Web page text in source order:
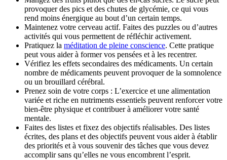
provoquer des pics et des chutes de glycémie, ce qui vous
rend moins énergique au bout d’un certain temps.
Maintenez votre cerveau actif. Faites des puzzles ou d’autres
activités qui vous permettent de réfléchir activement.
Pratiquez la méditation de pleine conscience. Cette pratique
peut vous aider à former vos pensées et à les recentrer.
Vérifiez les effets secondaires des médicaments. Un certain
nombre de médicaments peuvent provoquer de la somnolence
ou un brouillard cérébral.
Prenez soin de votre corps : L’exercice et une alimentation
variée et riche en nutriments essentiels peuvent renforcer votre
bien-être physique et contribuer à améliorer votre santé
mentale.
Faites des listes et fixez des objectifs réalisables. Des listes
écrites, des plans et des objectifs peuvent vous aider à établir
des priorités et à vous souvenir des tâches que vous devez
accomplir sans qu’elles ne vous encombrent l’esprit.